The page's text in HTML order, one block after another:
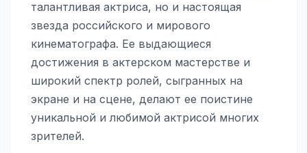
талантливая актриса, но и настоящая
звезда российского и мирового
кинематографа. Ее выдающиеся
достижения в актерском мастерстве и
широкий спектр ролей, сыгранных на
экране и на сцене, делают ее поистине
уникальной и любимой актрисой многих
зрителей.